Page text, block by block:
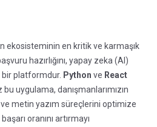
ekosisteminin en kritik ve karmaşık
hazırlığını, yapay zeka (AI)
platformdur. Python ve React
uygulama, danışmanlarımızın
metin yazım süreçlerini optimize
oranını artırmayı